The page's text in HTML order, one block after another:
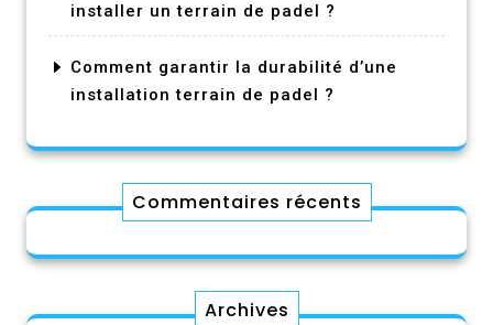
installer un terrain de padel ?
Comment garantir la durabilité d’une
installation terrain de padel ?
Commentaires récents
Archives